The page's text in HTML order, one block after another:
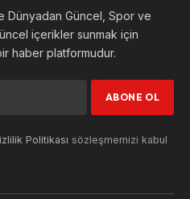
Dünyadan Güncel, Spor ve
içerikler sunmak için
haber platformudur.
Politikası sözleşmemizi kabul